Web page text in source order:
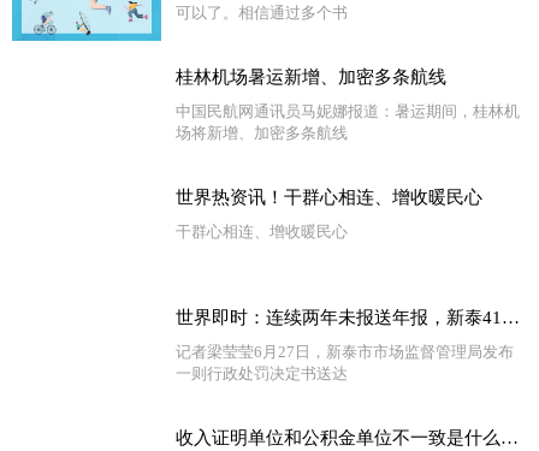
可以了。相信通过多个书
桂林机场暑运新增、加密多条航线
中国民航网通讯员马妮娜报道：暑运期间，桂林机
场将新增、加密多条航线
世界热资讯！干群心相连、增收暖民心
干群心相连、增收暖民心
世界即时：连续两年未报送年报，新泰41户企业被吊销营业执照
记者梁莹莹6月27日，新泰市市场监督管理局发布
一则行政处罚决定书送达
收入证明单位和公积金单位不一致是什么原因 收入证明和工作单位不一致怎么办